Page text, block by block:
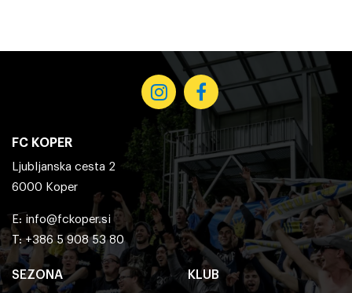
SEZONA KLUB
FC KOPER
Ljubljanska cesta 2
6000 Koper
E: info@fckoper.si
T: +386 5 908 53 80